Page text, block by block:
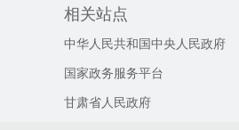
相关站点
中华人民共和国中央人民政府
国家政务服务平台
甘肃省人民政府